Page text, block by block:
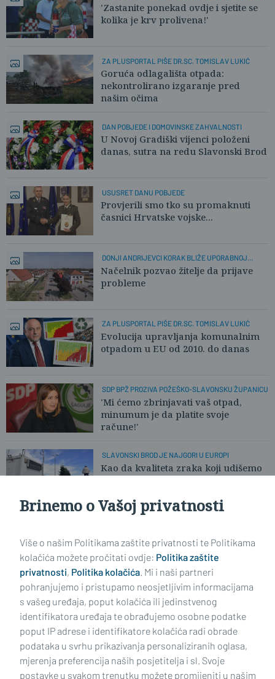
'Zastanite ponekad ovdje i sjetite se
kolika je krv prolivena!'
ZA PLUSPORTAL PIŠE DR.SC. TOMISLAV LUKIĆ
Goruća odlagališta otpada:
nekontrolirano izgaranje pred
našim očima
DAN POBJEDE I DOMOVINSKE ZAHVALNOSTI
U Novoj Gradiški vijenci položeni
danas, sutra na redu Slavonski Brod
USUSRET DANU POBJEDE
Provjerili smo tko su promaknuti
časnici Hrvatske vojske...
DONJI ANDRIJEVCI KORAK BLIŽE UPORABNOJ
DOZVOLI
Načelnik pozvao žitelje da prijave
probleme
ZA PLUSPORTAL PIŠE DR.SC. TOMISLAV LUKIĆ
Evolucija upravljanja komunalnim
otpadom u EU od 2010. do danas
SDP BPŽ PROZIVA POŽEŠKO-SLAVONSKU ŽUPANICU
'Mi ćemo zbrinjavati vaš otpad,
minumum je da platite svoje
račune!'
SLAVONSKI BROD JE NAJGORI U EUROPI
Kao da kvaliteta zraka koji udišemo
više nikoga ne zanima
Impressum Uvjeti korištenja Politika privatnosti
Brinemo o Vašoj privatnosti
Više o našim Politikama zaštite privatnosti te Politikama
kolačića možete pročitati ovdje: Politika zaštite
privatnosti, Politika kolačića. Mi i naši partneri
pohranjujemo i pristupamo neosjetljivim informacijama
s vašeg uređaja, poput kolačića ili jedinstvenog
identifikatora uređaja te obrađujemo osobne podatke
poput IP adrese i identifikatore kolačića radi obrade
podataka u svrhu prikazivanja personaliziranih oglasa,
mjerenja preferencija naših posjetitelja i sl. Svoje
postavke u svakom trenutku možete promijeniti u našim